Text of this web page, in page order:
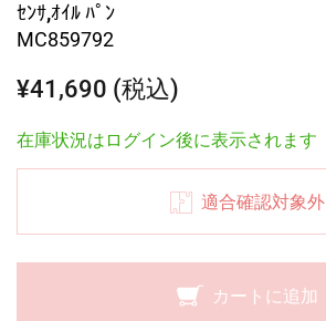
ｾﾝｻ,ｵｲﾙ ﾊﾟﾝ
MC859792
¥41,690 (税込)
在庫状況はログイン後に表示されます
適合確認対象外
カートに追加